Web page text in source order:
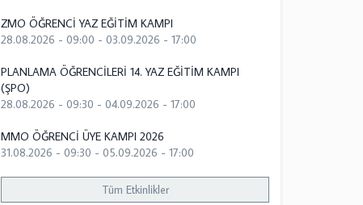
ZMO ÖĞRENCİ YAZ EĞİTİM KAMPI
28.08.2026 - 09:00 -03.09.2026 - 17:00
PLANLAMA ÖĞRENCİLERİ 14. YAZ EĞİTİM KAMPI
(ŞPO)
28.08.2026 - 09:30 -04.09.2026 - 17:00
MMO ÖĞRENCİ ÜYE KAMPI 2026
31.08.2026 - 09:30 -05.09.2026 - 17:00
Tüm Etkinlikler